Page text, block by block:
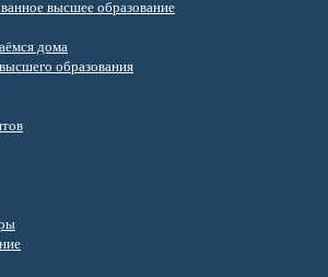
высшее образование
дома
образования